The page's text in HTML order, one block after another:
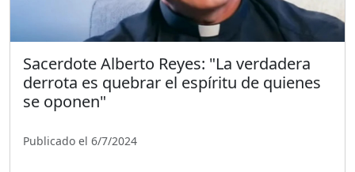
Sacerdote Alberto Reyes: "La verdadera
derrota es quebrar el espíritu de quienes
se oponen"
Publicado el 6/7/2024